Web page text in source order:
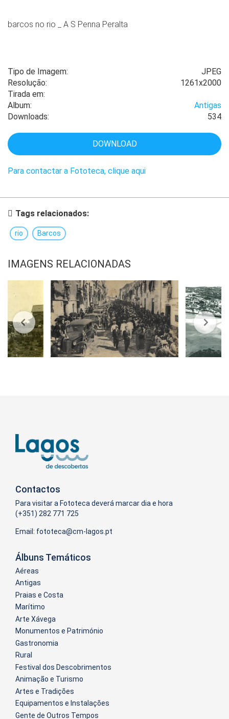
Tipo de Imagem:
JPEG
Resolução:
1261x2000
Tirada em:
Album:
Antigas
Downloads:
534
DOWNLOAD
Para contactar a Fototeca, clique aqui
Tags relacionados:
rio Barcos
barcos no rio _ A S Penna Peralta
IMAGENS RELACIONADAS
Contactos
Para visitar a Fototeca deverá marcar dia e hora
(+351) 282 771 725
Email:
Álbuns Temáticos
Aéreas
Antigas
Praias e Costa
Marítimo
Arte Xávega
Monumentos e Património
Gastronomia
Rural
Festival dos Descobrimentos
Animação e Turismo
Artes e Tradições
Equipamentos e Instalações
Gente de Outros Tempos